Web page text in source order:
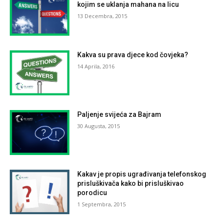
kojim se uklanja mahana na licu
13 Decembra, 2015
Kakva su prava djece kod čovjeka?
14 Aprila, 2016
Paljenje svijeća za Bajram
30 Augusta, 2015
Kakav je propis ugrađivanja telefonskog
prisluškivača kako bi prisluškivao
porodicu
1 Septembra, 2015